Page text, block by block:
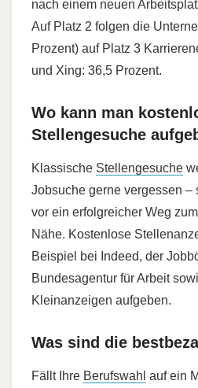
nach einem neuen
Auf Platz 2 folgen die
Prozent) auf Platz 3
und Xing: 36,5 Prozent.
Wo kann man
Stellengesuche
Klassische Stellengesuche
Jobsuche gerne vergessen –
vor ein erfolgreicher Weg
Nähe. Kostenlose
Beispiel bei Indeed, der
Bundesagentur für Arbeit
Kleinanzeigen aufgeben.
Was sind die
Fällt Ihre Berufswahl auf ein